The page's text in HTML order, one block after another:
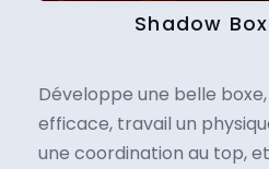
Shadow
Développe une belle
efficace, travail un
une coordination au top,